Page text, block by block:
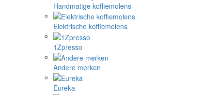
Handmatige koffiemolens
Elektrische koffiemolens
1Zpresso
Andere merken
Eureka